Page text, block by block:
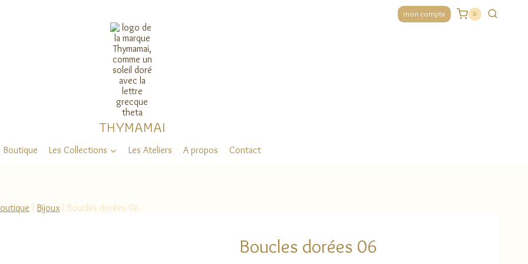
mon compte 0
THYMAMAI
Boutique Les Collections Les Ateliers A propos Contact
/ Bijoux / Boucles dorées 06
Boucles dorées 06